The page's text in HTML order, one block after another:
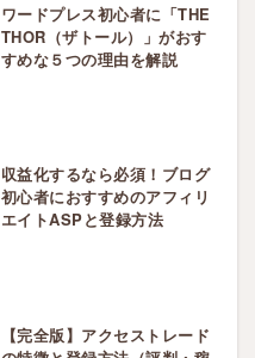
ワードプレス初心者に「THE
THOR（ザトール）」がおす
すめな５つの理由を解説
収益化するなら必須！ブログ
初心者におすすめのアフィリ
エイトASPと登録方法
【完全版】アクセストレード